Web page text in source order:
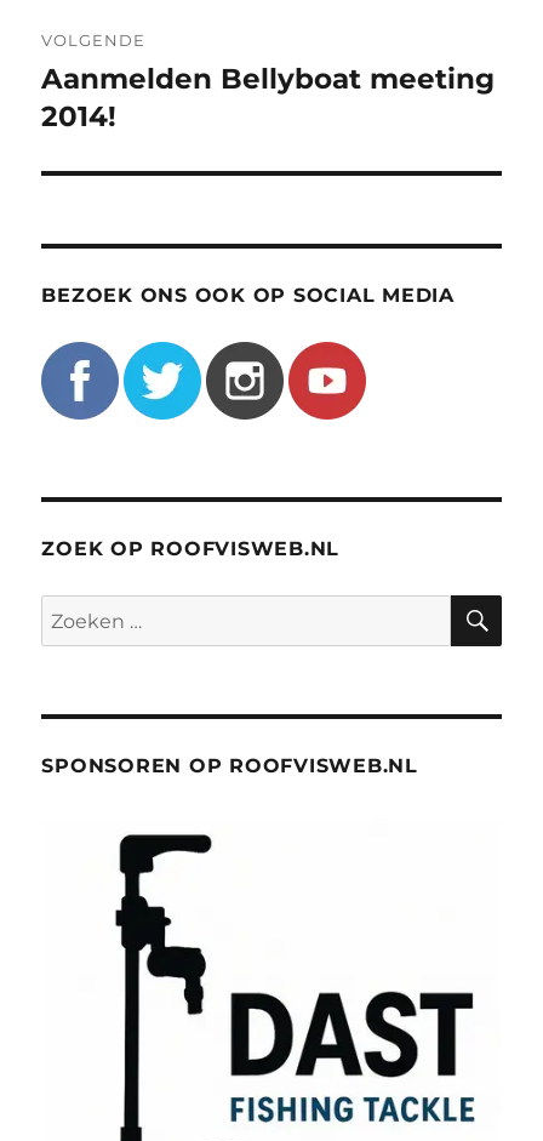
VOLGENDE
Volgend
bericht:
Aanmelden Bellyboat meeting
2014!
BEZOEK ONS OOK OP SOCIAL MEDIA
ZOEK OP ROOFVISWEB.NL
Zoeken
naar:
SPONSOREN OP ROOFVISWEB.NL